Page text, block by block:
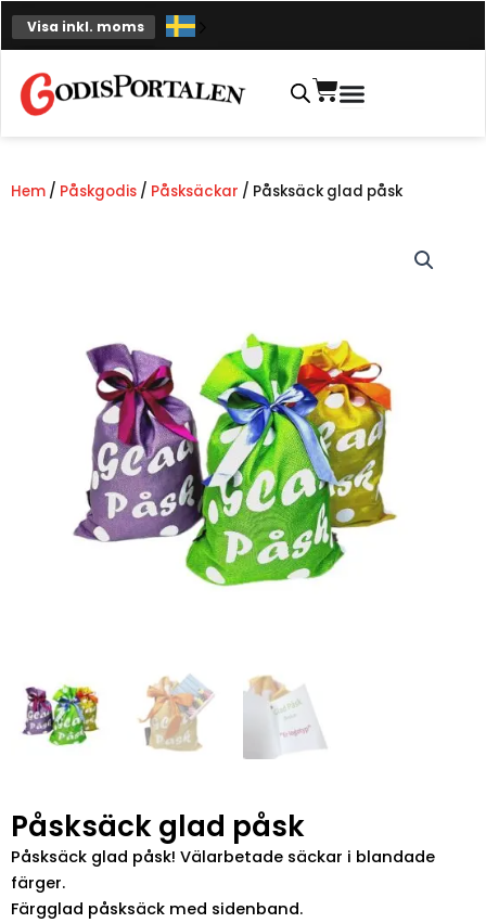
Hoppa
till
Visa inkl. moms
Varukorg
Hem / Påskgodis / Påsksäckar / Påsksäck glad påsk
Påsksäck glad påsk
Påsksäck glad påsk! Välarbetade säckar i blandade
färger.
Färgglad påsksäck med sidenband.